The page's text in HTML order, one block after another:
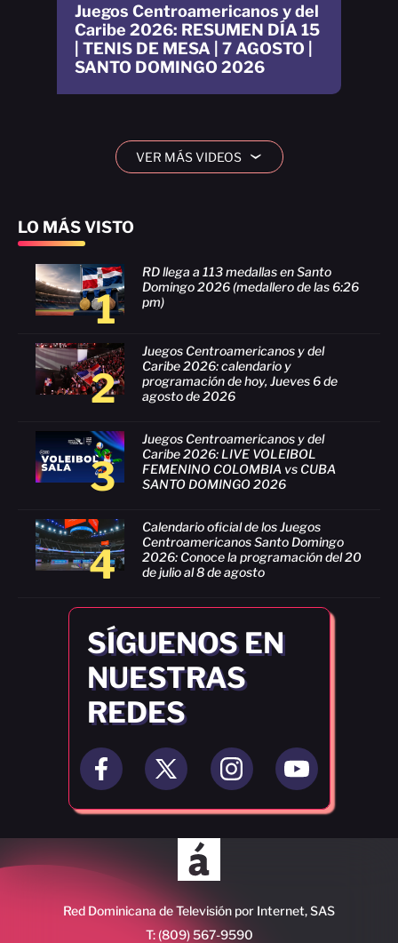
LO MÁS VISTO
1
RD llega a 113 medallas en Santo
Domingo 2026 (medallero de las 6:26
pm)
2
Juegos Centroamericanos y del
Caribe 2026: calendario y
programación de hoy, Jueves 6 de
agosto de 2026
3
Juegos Centroamericanos y del
Caribe 2026: LIVE VOLEIBOL
FEMENINO COLOMBIA vs CUBA
SANTO DOMINGO 2026
4
Calendario oficial de los Juegos
Centroamericanos Santo Domingo
2026: Conoce la programación del 20
de julio al 8 de agosto
SÍGUENOS EN
NUESTRAS
REDES
Juegos Centroamericanos y del
Caribe 2026: RESUMEN DÍA 15
| TENIS DE MESA | 7 AGOSTO |
SANTO DOMINGO 2026
VER MÁS VIDEOS ›
Red Dominicana de Televisión por Internet, SAS
T: (809) 567-9590